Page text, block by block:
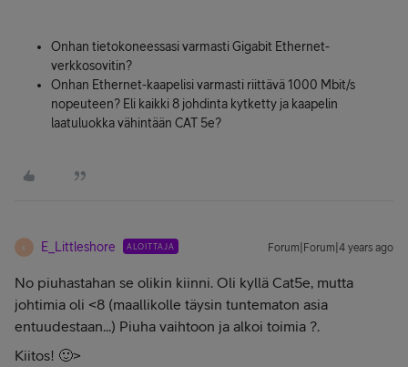
Onhan tietokoneessasi varmasti Gigabit Ethernet-
verkkosovitin?
Onhan Ethernet-kaapelisi varmasti riittävä 1000 Mbit/s
nopeuteen? Eli kaikki 8 johdinta kytketty ja kaapelin
laatuluokka vähintään CAT 5e?
E E_Littleshore ALOITTAJA Forum|Forum|4 years ago
No piuhastahan se olikin kiinni. Oli kyllä Cat5e, mutta
johtimia oli <8 (maallikolle täysin tuntematon asia
entuudestaan...) Piuha vaihtoon ja alkoi toimia ?.
Kiitos! 🙂>